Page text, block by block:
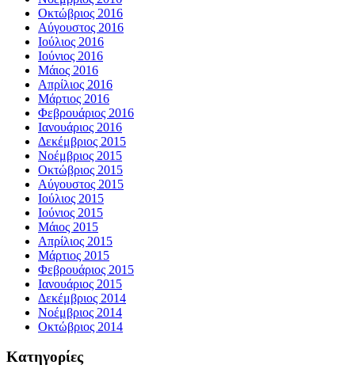
Οκτώβριος 2016
Αύγουστος 2016
Ιούλιος 2016
Ιούνιος 2016
Μάιος 2016
Απρίλιος 2016
Μάρτιος 2016
Φεβρουάριος 2016
Ιανουάριος 2016
Δεκέμβριος 2015
Νοέμβριος 2015
Οκτώβριος 2015
Αύγουστος 2015
Ιούλιος 2015
Ιούνιος 2015
Μάιος 2015
Απρίλιος 2015
Μάρτιος 2015
Φεβρουάριος 2015
Ιανουάριος 2015
Δεκέμβριος 2014
Νοέμβριος 2014
Οκτώβριος 2014
Kατηγορίες